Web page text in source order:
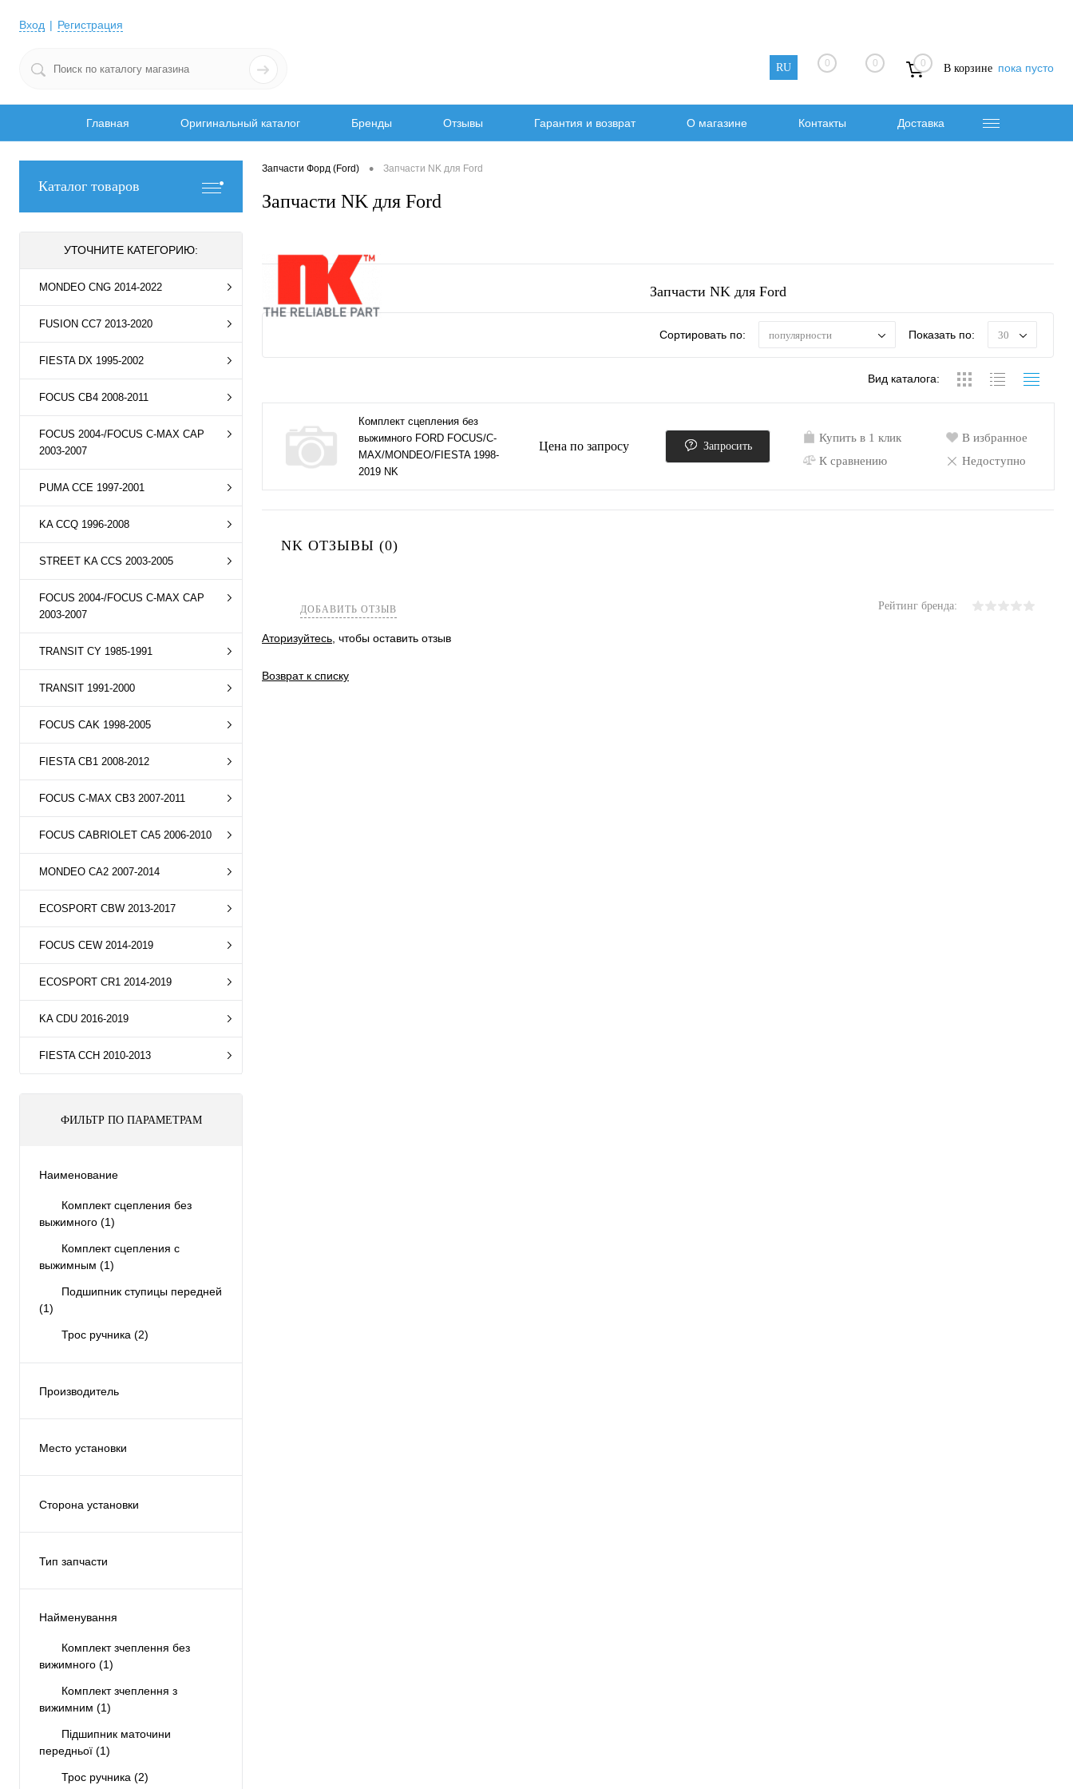
Вход Регистрация
RU 0 0 0 В корзине пока пусто
Главная Оригинальный каталог Бренды Отзывы Гарантия и возврат О магазине Контакты Доставка
Каталог товаров
УТОЧНИТЕ КАТЕГОРИЮ:
MONDEO CNG 2014-2022
FUSION CC7 2013-2020
FIESTA DX 1995-2002
FOCUS CB4 2008-2011
FOCUS 2004-/FOCUS C-MAX CAP
2003-2007
PUMA CCE 1997-2001
KA CCQ 1996-2008
STREET KA CCS 2003-2005
FOCUS 2004-/FOCUS C-MAX CAP
2003-2007
TRANSIT CY 1985-1991
TRANSIT 1991-2000
FOCUS CAK 1998-2005
FIESTA CB1 2008-2012
FOCUS C-MAX CB3 2007-2011
FOCUS CABRIOLET CA5 2006-2010
MONDEO CA2 2007-2014
ECOSPORT CBW 2013-2017
FOCUS CEW 2014-2019
ECOSPORT CR1 2014-2019
KA CDU 2016-2019
FIESTA CCH 2010-2013
ФИЛЬТР ПО ПАРАМЕТРАМ
Наименование
Комплект сцепления без
выжимного (1)
Комплект сцепления с
выжимным (1)
Подшипник ступицы передней
(1)
Трос ручника (2)
Производитель
Место установки
Сторона установки
Тип запчасти
Найменування
Комплект зчеплення без
вижимного (1)
Комплект зчеплення з
вижимним (1)
Підшипник маточини
передньої (1)
Трос ручника (2)
Запчасти Форд (Ford) • Запчасти NK для Ford
Запчасти NK для Ford
Запчасти NK для Ford
Сортировать по: популярности Показать по: 30
Вид каталога:
Комплект сцепления без
выжимного FORD FOCUS/C-
MAX/MONDEO/FIESTA 1998-
2019 NK
Цена по запросу Запросить
Купить в 1 клик
К сравнению
В избранное
Недоступно
NK ОТЗЫВЫ (0)
ДОБАВИТЬ ОТЗЫВ Рейтинг бренда:
Аторизуйтесь, чтобы оставить отзыв
Возврат к списку